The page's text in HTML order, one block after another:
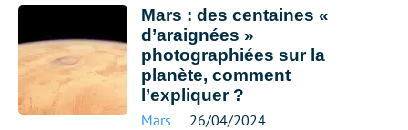
Mars : des centaines «
d’araignées »
photographiées sur la
planète, comment
l’expliquer ?
Mars 26/04/2024